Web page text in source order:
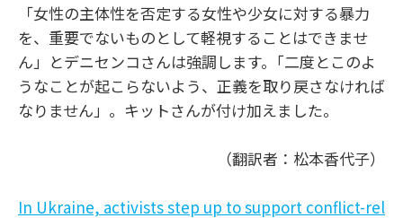
「女性の主体性を否定する女性や少女に対する暴力
を、重要でないものとして軽視することはできませ
ん」とデニセンコさんは強調します。｢二度とこのよ
うなことが起こらないよう、正義を取り戻さなければ
なりません」。キットさんが付け加えました。
（翻訳者：松本香代子）
In Ukraine, activists step up to support conflict-rel